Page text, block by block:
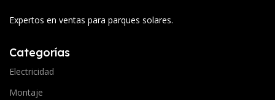
Expertos en ventas para parques solares.
Categorías
Electricidad
Montaje